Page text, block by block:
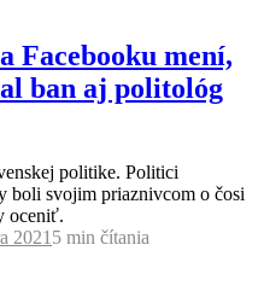
Facebooku mení,
ban aj politológ
politike. Politici
boli svojim priaznivcom o čosi
oceniť.
2021 5 min čítania